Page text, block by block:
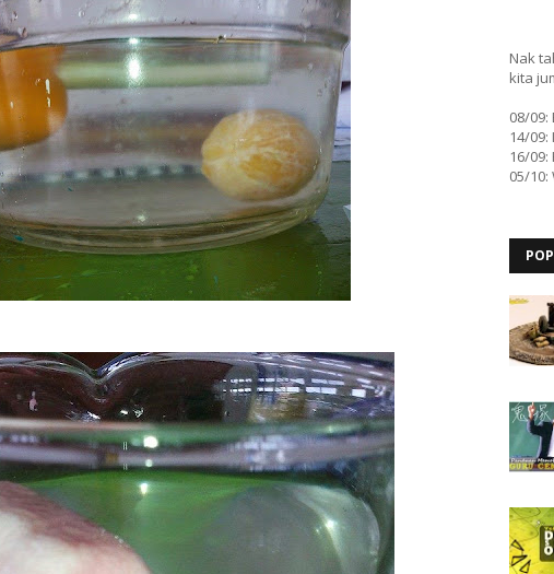
Nak
kita
08/09:
14/09:
16/
05/